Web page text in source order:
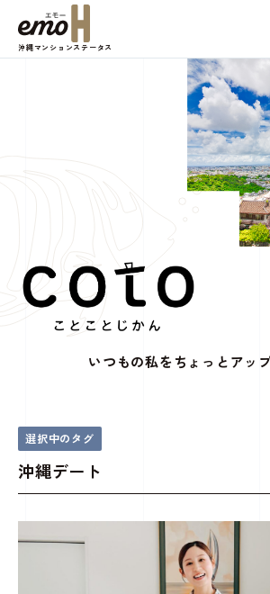
沖縄マンションステータス
いつもの私をちょっとアッ
選択中のタグ
沖縄デート